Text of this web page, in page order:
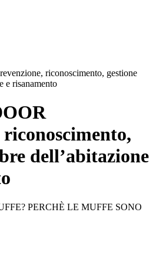
riconoscimento, gestione
e risanamento
dell’abitazione
PERCHÈ LE MUFFE SONO